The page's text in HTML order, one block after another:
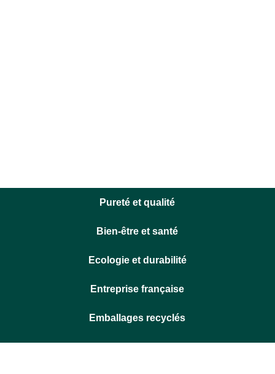
Pureté et qualité
Bien-être et santé
Ecologie et durabilité
Entreprise française
Emballages recyclés